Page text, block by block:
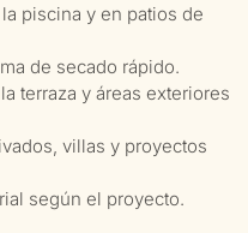
piscina y en patios de
de secado rápido.
terraza y áreas exteriores
villas y proyectos
según el proyecto.